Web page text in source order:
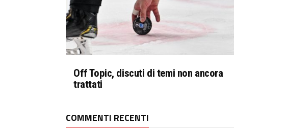
Off Topic, discuti di temi non ancora
trattati
COMMENTI RECENTI